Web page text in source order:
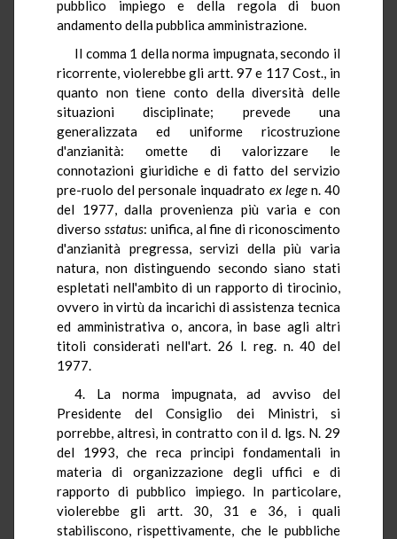
pubblico impiego e della regola di buon
andamento della pubblica amministrazione.
Il comma 1 della norma impugnata, secondo il
ricorrente, violerebbe gli artt. 97 e 117 Cost., in
quanto non tiene conto della diversità delle
situazioni disciplinate; prevede una
generalizzata ed uniforme ricostruzione
d'anzianità: omette di valorizzare le
connotazioni giuridiche e di fatto del servizio
pre-ruolo del personale inquadrato ex legen. 40
del 1977, dalla provenienza più varia e con
diverso sstatus: unifica, al fine di riconoscimento
d'anzianità pregressa, servizi della più varia
natura, non distinguendo secondo siano stati
espletati nell'ambito di un rapporto di tirocinio,
ovvero in virtù da incarichi di assistenza tecnica
ed amministrativa o, ancora, in base agli altri
titoli considerati nell'art. 26 l. reg. n. 40 del
1977.
4. La norma impugnata, ad avviso del
Presidente del Consiglio dei Ministri, si
porrebbe, altresì, in contratto con il d. lgs. N. 29
del 1993, che reca principi fondamentali in
materia di organizzazione degli uffici e di
rapporto di pubblico impiego. In particolare,
violerebbe gli artt. 30, 31 e 36, i quali
stabiliscono, rispettivamente, che le pubbliche